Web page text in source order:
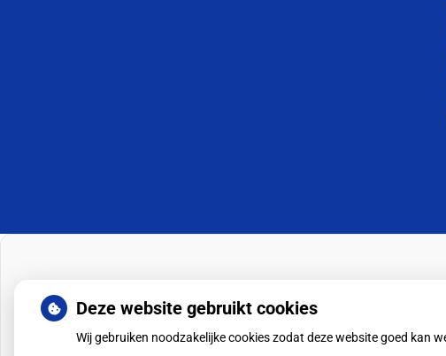
Deze website gebruikt cookies
Wij gebruiken noodzakelijke cookies zodat deze website goed kan